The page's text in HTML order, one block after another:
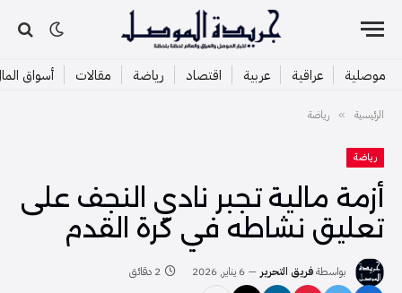
موصلية عراقية عربية اقتصاد رياضة مقالات أسواق
الرئيسية » رياضة
رياضة
أزمة مالية تجبر نادي النجف على
تعليق نشاطه في كرة القدم
بواسطةفريق التحرير 6 يناير, 2026 2 دقائق